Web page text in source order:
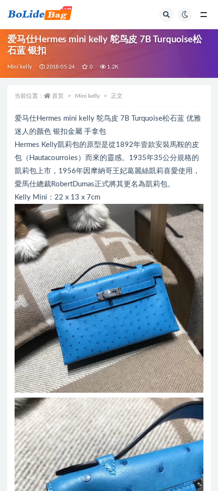
爱马仕Hermes mini kelly 鸵鸟皮 7B Turquoise松
石蓝 银扣
Mini kelly 2018-05-24 0 1.2K
当前位置： 首页 Mini kelly 正文
爱马仕Hermes mini kelly 鸵鸟皮 7B Turquoise松石蓝 优雅
迷人的颜色 银扣金屬 手拿包
Hermes Kelly凱莉包的原型是從1892年壹款安裝馬鞍的皮
包（Hautacourroies）而來的靈感。1935年35公分規格的
凱莉包上市，1956年因摩納哥王妃葛麗絲凱莉喜愛使用，
愛馬仕總裁RobertDumas正式將其更名為凱莉包。
Kelly Mini：22 x 13 x 7cm